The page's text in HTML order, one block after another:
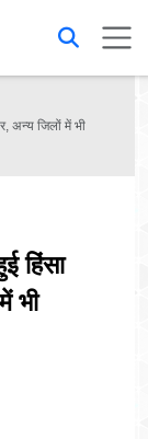
अन्य जिलों में भी
हिंसा
भी